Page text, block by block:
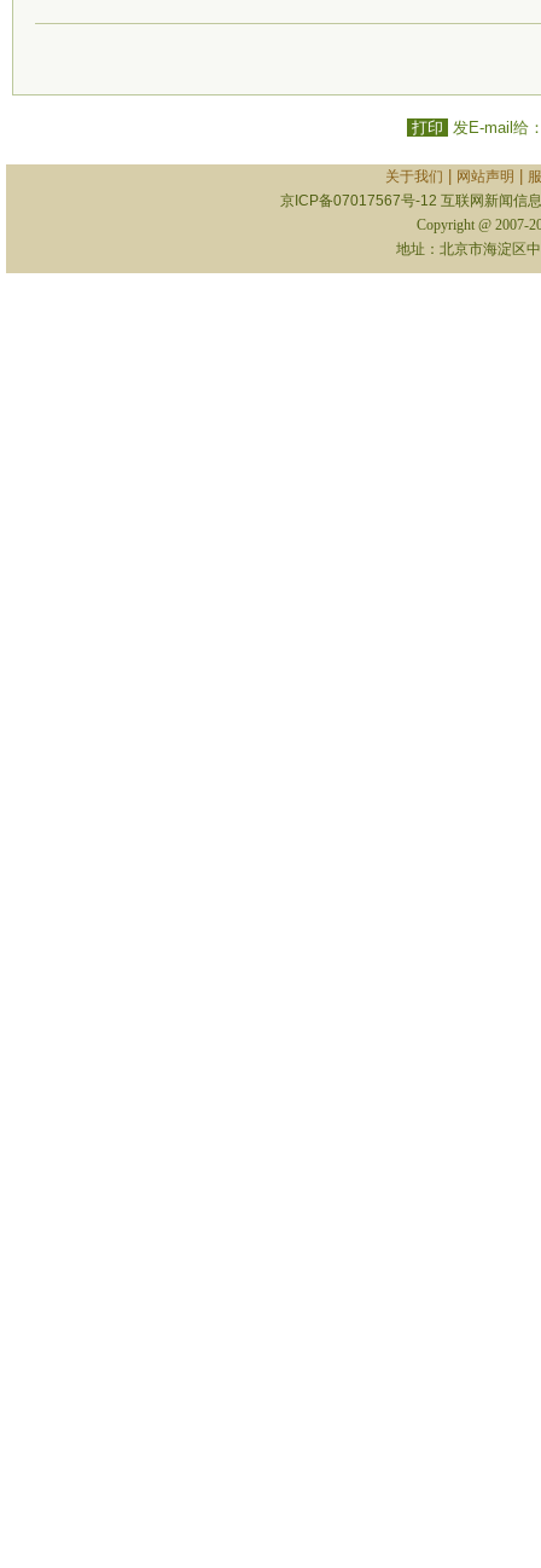
打印 发E-mail给
关于我们 网站声明
京ICP备07017567号-12 互联网新闻信
Copyright @ 2007-
地址：北京市海淀区